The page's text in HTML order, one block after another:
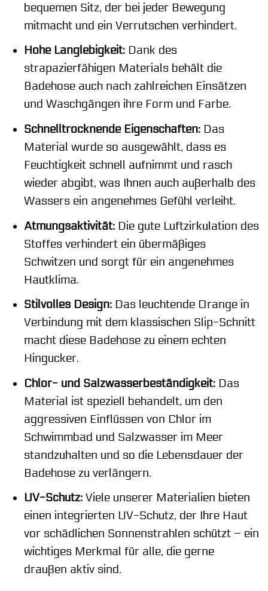
bequemen Sitz, der bei jeder Bewegung
mitmacht und ein Verrutschen verhindert.
Hohe Langlebigkeit:Dank des
strapazierfähigen Materials behält die
Badehose auch nach zahlreichen Einsätzen
und Waschgängen ihre Form und Farbe.
Schnelltrocknende Eigenschaften:Das
Material wurde so ausgewählt, dass es
Feuchtigkeit schnell aufnimmt und rasch
wieder abgibt, was Ihnen auch außerhalb des
Wassers ein angenehmes Gefühl verleiht.
Atmungsaktivität:Die gute Luftzirkulation des
Stoffes verhindert ein übermäßiges
Schwitzen und sorgt für ein angenehmes
Hautklima.
Stilvolles Design:Das leuchtende Orange in
Verbindung mit dem klassischen Slip-Schnitt
macht diese Badehose zu einem echten
Hingucker.
Chlor- und Salzwasserbeständigkeit:Das
Material ist speziell behandelt, um den
aggressiven Einflüssen von Chlor im
Schwimmbad und Salzwasser im Meer
standzuhalten und so die Lebensdauer der
Badehose zu verlängern.
UV-Schutz:Viele unserer Materialien bieten
einen integrierten UV-Schutz, der Ihre Haut
vor schädlichen Sonnenstrahlen schützt – ein
wichtiges Merkmal für alle, die gerne
draußen aktiv sind.